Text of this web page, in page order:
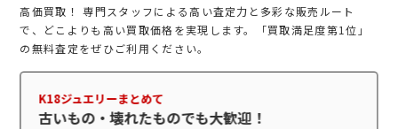
高価買取！ 専門スタッフによる高い査定力と多彩な販売ルート
で、どこよりも高い買取価格を実現します。「買取満足度第1位」
の無料査定をぜひご利用ください。
K18ジュエリーまとめて
古いもの・壊れたものでも大歓迎！